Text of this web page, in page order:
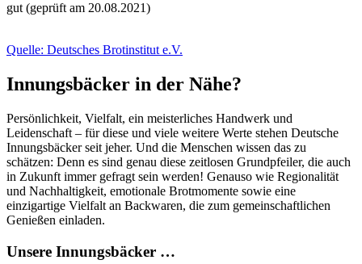
gut (geprüft am 20.08.2021)
Quelle: Deutsches Brotinstitut e.V.
Innungsbäcker in der Nähe?
Persönlichkeit, Vielfalt, ein meisterliches Handwerk und
Leidenschaft – für diese und viele weitere Werte stehen Deutsche
Innungsbäcker seit jeher. Und die Menschen wissen das zu
schätzen: Denn es sind genau diese zeitlosen Grundpfeiler, die auch
in Zukunft immer gefragt sein werden! Genauso wie Regionalität
und Nachhaltigkeit, emotionale Brotmomente sowie eine
einzigartige Vielfalt an Backwaren, die zum gemeinschaftlichen
Genießen einladen.
Unsere Innungsbäcker …